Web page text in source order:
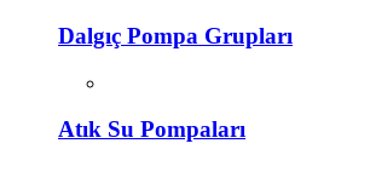
Dalgıç Pompa Grupları
Atık Su Pompaları